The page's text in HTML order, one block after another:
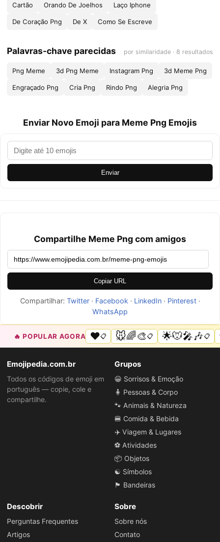
Cartão Orando De Joelhos Laço Iphone
De Coração Png De X Como Se Escreve
Palavras-chave parecidas por similaridade · 8 resultados
Png Meme 3d Png Meme Instagram Png 3d Meme Png
Engraçado Png Cria Png Rindo Png Alegria Png
Enviar Novo Emoji para Meme Png Emojis
Enviar
Compartilhe Meme Png com amigos
Copiar URL
Compartilhar: Twitter· Facebook · LinkedIn· Pinterest·
WhatsApp
🔥 POPULAR AGORA ❤️📋 🐭🌈🎨📋 🌟🐭🎤🎶📋
Emojipedia.com.br
Todos os códigos de emoji em
português — copie, cole e
compartilhe.
Grupos
😀 Sorrisos & Emoção
🧍 Pessoas & Corpo
🐾 Animais & Natureza
🍔 Comida & Bebida
✈️ Viagem & Lugares
⚽ Atividades
📦 Objetos
☯️ Símbolos
🏴 Bandeiras
Descobrir
Perguntas Frequentes
Artigos
Sobre
Sobre nós
Contato